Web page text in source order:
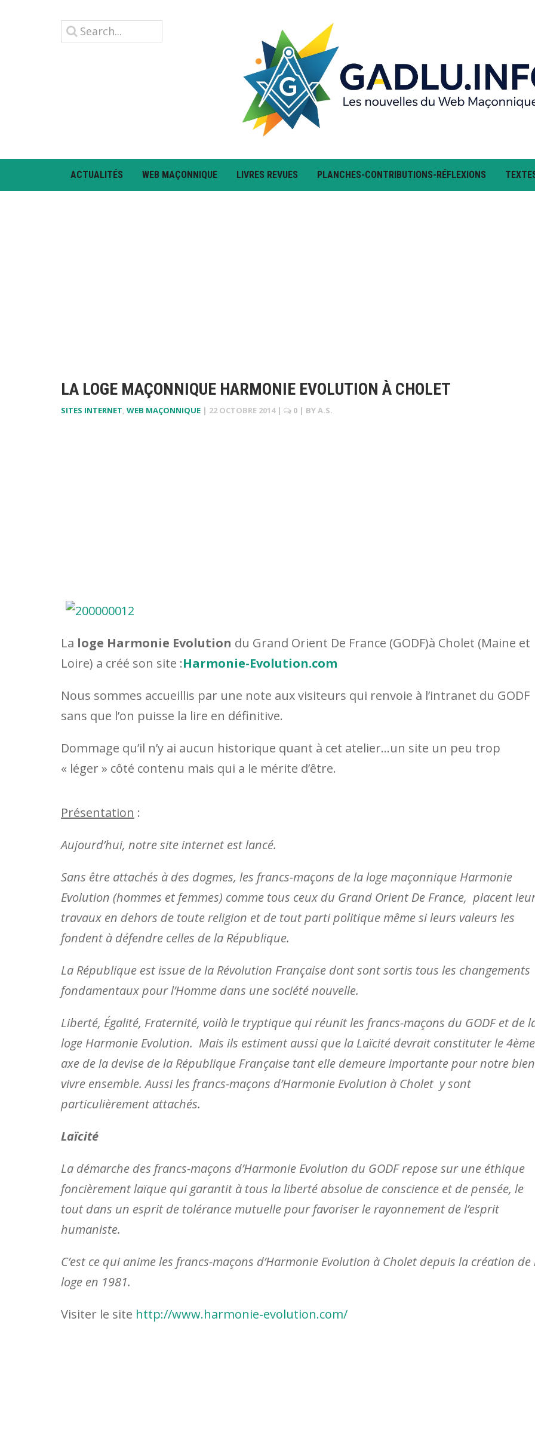
ACTUALITÉS WEB MAÇONNIQUE LIVRES REVUES PLANCHES-CONTRIBUTIONS-RÉFLEXIONS
LA LOGE MAÇONNIQUE HARMONIE EVOLUTION À CHOLET
SITES INTERNET, WEB MAÇONNIQUE | 22 OCTOBRE 2014 | 0 | BYA.S.
La loge Harmonie Evolution du Grand Orient De France (GODF)à Cholet (Maine et
Loire) a créé son site :Harmonie-Evolution.com
Nous sommes accueillis par une note aux visiteurs qui renvoie à l’intranet du GODF
sans que l’on puisse la lire en définitive.
Dommage qu’il n’y ai aucun historique quant à cet atelier…un site un peu trop
« léger » côté contenu mais qui a le mérite d’être.
Présentation :
Aujourd’hui, notre site internet est lancé.
Sans être attachés à des dogmes, les francs-maçons de la loge maçonnique Harmonie
Evolution (hommes et femmes) comme tous ceux du Grand Orient De France, placent
travaux en dehors de toute religion et de tout parti politique même si leurs valeurs les
fondent à défendre celles de la République.
La République est issue de la Révolution Française dont sont sortis tous les changements
fondamentaux pour l’Homme dans une société nouvelle.
Liberté, Égalité, Fraternité, voilà le tryptique qui réunit les francs-maçons du GODF et de
loge Harmonie Evolution. Mais ils estiment aussi que la Laïcité devrait constituter le 4ème
axe de la devise de la République Française tant elle demeure importante pour notre
vivre ensemble. Aussi les francs-maçons d’Harmonie Evolution à Cholet y sont
particulièrement attachés.
Laïcité
La démarche des francs-maçons d’Harmonie Evolution du GODF repose sur une éthique
foncièrement laïque qui garantit à tous la liberté absolue de conscience et de pensée, le
tout dans un esprit de tolérance mutuelle pour favoriser le rayonnement de l’esprit
humaniste.
C’est ce qui anime les francs-maçons d’Harmonie Evolution à Cholet depuis la création de
loge en 1981.
Visiter le site http://www.harmonie-evolution.com/